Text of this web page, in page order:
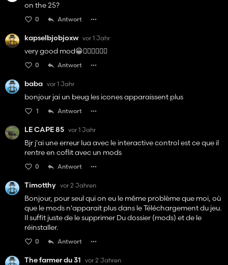
on the 25?
0 Antwort
kapselbjobjoxw vor 1 Jahr
very good mod😀👍🏻👍🏻👍🏻
0 Antwort
baba vor 1 Jahr
bonjour jai un beug les icones apparaissent plus
1 Antwort
LE CAPE 85 vor 1 Jahr
Bjr j'ai une erreur lua avec le interactive control est ce que il
rentre en coflit avec un mods
0 Antwort
Timotthy vor 2 Jahren
Bonjour, pour seul qui on eu le même problème que moi, où
que le mods n'apparait plus dans le Téléchargement du jeu.
Il suffit juste de le supprimer Du dossier (mods) et de le
réinstaller.
0 Antwort
The farmer du 31 vor 2 Jahren